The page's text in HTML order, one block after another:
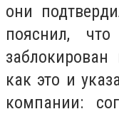
они
пояснил,
как это и
компании: